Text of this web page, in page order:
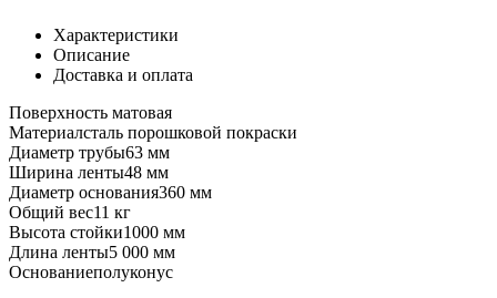
Характеристики
Описание
Доставка и оплата
Поверхность матовая
Материалсталь порошковой покраски
Диаметр трубы63 мм
Ширина ленты48 мм
Диаметр основания360 мм
Общий вес11 кг
Высота стойки1000 мм
Длина ленты5 000 мм
Основаниеполуконус